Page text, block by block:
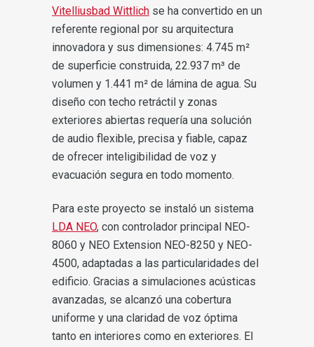
Vitelliusbad Wittlich se ha convertido en un
referente regional por su arquitectura
innovadora y sus dimensiones: 4.745 m²
de superficie construida, 22.937 m³ de
volumen y 1.441 m² de lámina de agua. Su
diseño con techo retráctil y zonas
exteriores abiertas requería una solución
de audio flexible, precisa y fiable, capaz
de ofrecer inteligibilidad de voz y
evacuación segura en todo momento.
Para este proyecto se instaló un sistema
LDA NEO, con controlador principal NEO-
8060 y NEO Extension NEO-8250 y NEO-
4500, adaptadas a las particularidades del
edificio. Gracias a simulaciones acústicas
avanzadas, se alcanzó una cobertura
uniforme y una claridad de voz óptima
tanto en interiores como en exteriores. El